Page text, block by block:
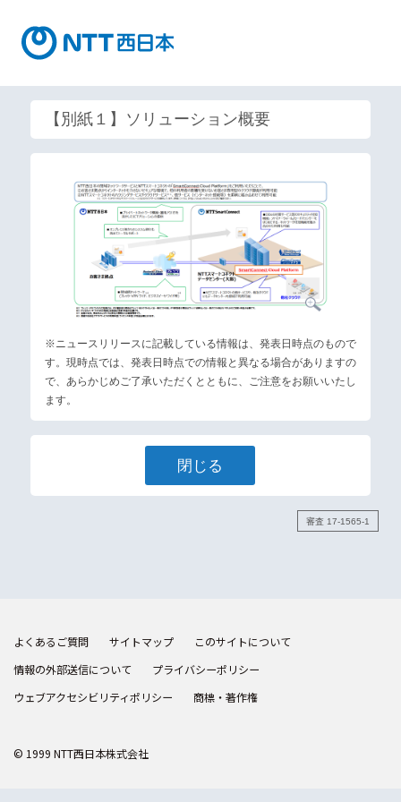
【別紙１】ソリューション概要
※ニュースリリースに記載している情報は、発表日時点のもので
す。現時点では、発表日時点での情報と異なる場合がありますの
で、あらかじめご了承いただくとともに、ご注意をお願いいたし
ます。
閉じる
審査 17-1565-1
よくあるご質問 サイトマップ
このサイトについて
情報の外部送信について
プライバシーポリシー
ウェブアクセシビリティポリシー
商標・著作権
© 1999 NTT西日本株式会社